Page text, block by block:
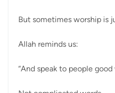
But sometimes worship is
Allah reminds us:
“And speak to people good